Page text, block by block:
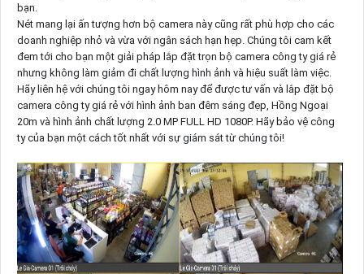
bạn.
Nét mang lại ấn tượng hơn bộ camera này cũng rất phù hợp cho các
doanh nghiệp nhỏ và vừa với ngân sách hạn hẹp. Chúng tôi cam kết
đem tới cho bạn một giải pháp lắp đặt trọn bộ camera công ty giá rẻ
nhưng không làm giảm đi chất lượng hình ảnh và hiệu suất làm việc.
Hãy liên hệ với chúng tôi ngay hôm nay để được tư vấn và lắp đặt bộ
camera công ty giá rẻ với hình ảnh ban đêm sáng đẹp, Hồng Ngoại
20m và hình ảnh chất lượng 2.0 MP FULL HD 1080P. Hãy bảo vệ công
ty của bạn một cách tốt nhất với sự giám sát từ chúng tôi!